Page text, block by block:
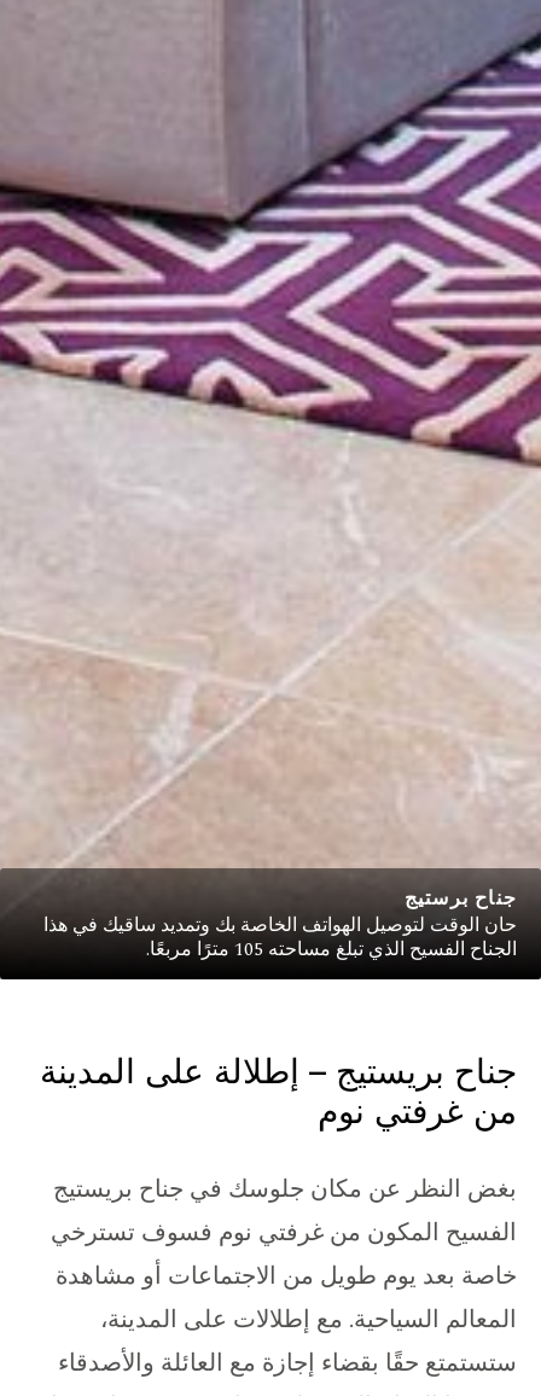
جناح برستيج
حان الوقت لتوصيل الهواتف الخاصة بك وتمديد ساقيك في هذا
الجناح الفسيح الذي تبلغ مساحته 105 مترًا مربعًا.
جناح بريستيج – إطلالة على المدينة
من غرفتي نوم
بغض النظر عن مكان جلوسك في جناح بريستيج
الفسيح المكون من غرفتي نوم فسوف تسترخي
خاصة بعد يوم طويل من الاجتماعات أو مشاهدة
المعالم السياحية. مع إطلالات على المدينة،
ستستمتع حقًا بقضاء إجازة مع العائلة والأصدقاء